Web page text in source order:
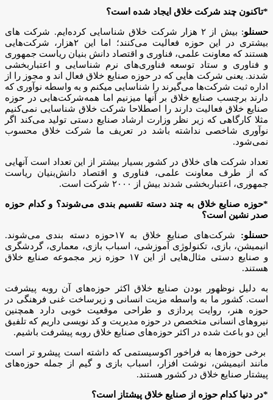
*تاکنون چند شرکت خلاق ایجاد شده است؟
حسنلو
: بیش از ۲ هزار شرکت خلاق شناسایی کرده‌ایم. شرکت های
بیشتری در این حوزه فعالیت می‌کنند؛ اما این ۲هزار، شرکت‌هایی
هستند که معاونت علمی، فناوری و اقتصاد دانش بنیان ریاست جمهوری
و فناوری و ستاد توسعه فناوری‌های نرم شناسایی و اعتباربخشی
شدند. یعنی شرکت هایی که در حوزه صنایع خلاق فعال اند و مجوز را از
اداره ثبت شرکت‌ها می‌گیرند را شناسایی میکنم و به واسطه نوآوری که
دارند برچسب صنایع خلاق بر آنها میزنیم اما همه‌شرکت‌هایی در حوزه
صنایع خلاق فعالیت دارند را اصطلاحا شرکت خلاق شناسایی نمی‌کنیم
مثلا کارگاهی که زیر نظر وزارت ارشاد صنایع دستی تولید می‌کند اگر
نوآوری شاخصی نداشته باشد در تعریف ما شرکت خلاق محسوب
نمی‌شود.
تعداد شرکت های خلاق در کشور بسیار بیشتر از این تعداد است آنهایی
که از طرف معاونت علمی، فناوری و اقتصاد دانش‌بنیان ریاست
جمهوری، اعتباربخشی شدند بیش از ۲۰۰۰ شرکت است.
*حوزه صنایع خلاق به چند دسته تقسیم بندی می‌شوند؟ و کدام حوزه
صدر نشین است؟
حسنلو:
شرکت‌های صنایع خلاق به ۱۷حوزه دسته بندی می‌شوند.
انیمیشن، بازی، تکنولوژی آموزشی، اسباب بازی، معماری، گردشگری
و صنایع دستی مثال‌هایی از این ۱۷ حوزه زیر مجموعه صنایع خلاق
هستند‌.
به دلیل نوظهور بودن صنایع خلاق اکثر حوزه‌های آن روبه پیشرفت
است. کشور ما به واسطه مزیت انسانی و زیرساخت غنی فرهنگی در
حوزه هنر، روایت پردازی و طراحی موقعیت خوبی دارد همچنین
نیروهای انسانی متخصص در حوزه مدیریت و کد نویسی داریم که تلفیق
این دو باعث شده در اکثر حوزه‌های صنایع خلاق روبه پیشرفت باشیم.
برخی حوزه‌ها به فراخور اکوسیستمی که داشته است پیشرو تر است
مانند انیمیشن، نوشت افزار، اسباب بازی و گیم از جمله حوزه‌های
پیشتار صنایع خلاق در کشور هستند‌.
*در دنیا کدام حوزه از صنایع خلاق پیشتاز است؟